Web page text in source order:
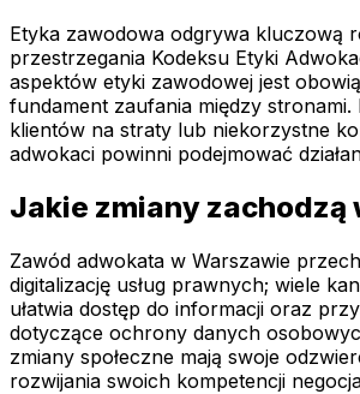
Etyka zawodowa odgrywa kluczową
przestrzegania Kodeksu Etyki
aspektów etyki zawodowej jest
fundament zaufania między
klientów na straty lub niekorzystne
adwokaci powinni podejmować
Jakie zmiany
Zawód adwokata w Warszawie
digitalizację usług prawnych; wiele
ułatwia dostęp do informacji oraz
dotyczące ochrony danych
zmiany społeczne mają swoje
rozwijania swoich kompetencji